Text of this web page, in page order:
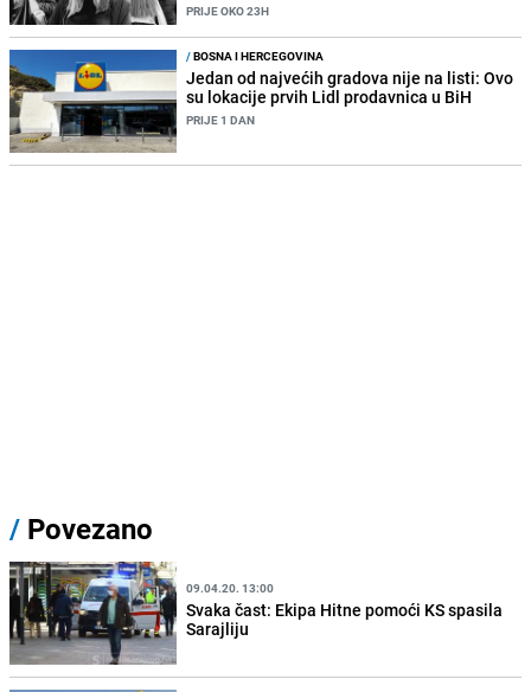
PRIJE OKO 23H
/BOSNA I HERCEGOVINA
Jedan od najvećih gradova nije na listi: Ovo
su lokacije prvih Lidl prodavnica u BiH
PRIJE 1 DAN
/ Povezano
09.04.20. 13:00
Svaka čast: Ekipa Hitne pomoći KS spasila
Sarajliju